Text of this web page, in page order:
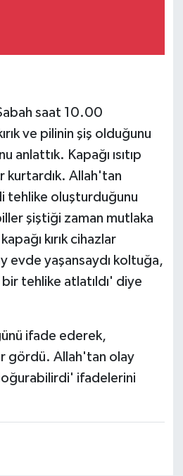
saat 10.00
ve pilinin şiş olduğunu
Kapağı ısıtıp
kurtardık. Allah'tan
tehlike oluşturduğunu
şiştiği zaman mutlaka
kırık cihazlar
evde yaşansaydı koltuğa,
tehlike atlatıldı' diye
ifade ederek,
gördü. Allah'tan olay
ifadelerini